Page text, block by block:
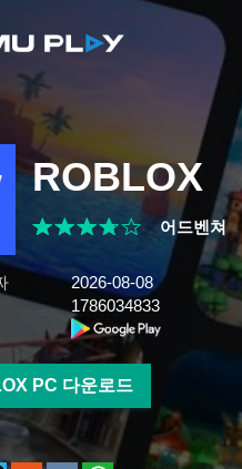
ROBLOX
어드벤쳐
2026-08-08
1786034833
PC 다운로드